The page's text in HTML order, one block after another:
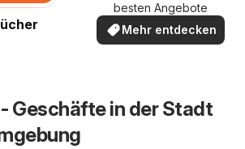
besten Angebote
Mehr entdecken
Geschäfte in der Stadt